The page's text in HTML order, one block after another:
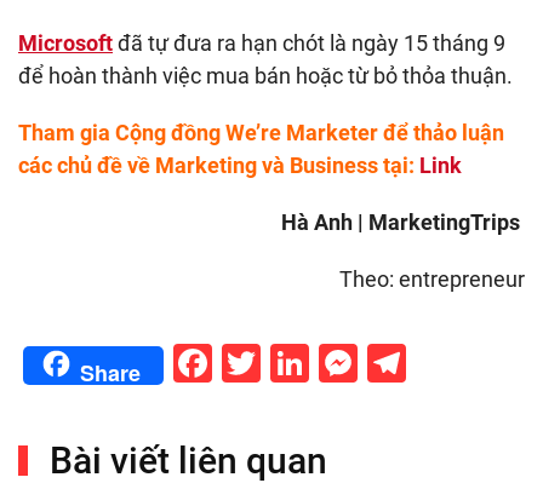
Microsoftđã tự đưa ra hạn chót là ngày 15 tháng 9
để hoàn thành việc mua bán hoặc từ bỏ thỏa thuận.
Tham gia Cộng đồng We’re Marketer để thảo luận
các chủ đề về Marketing và Business tại: Link
Hà Anh | MarketingTrips
Theo: entrepreneur
Share Facebook
Twitter
LinkedIn
Bài viết liên quan